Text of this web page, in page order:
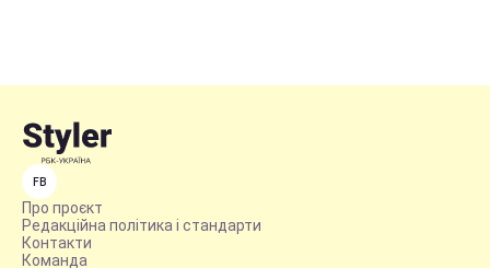
FB
Про проєкт
Редакційна політика і стандарти
Контакти
Команда